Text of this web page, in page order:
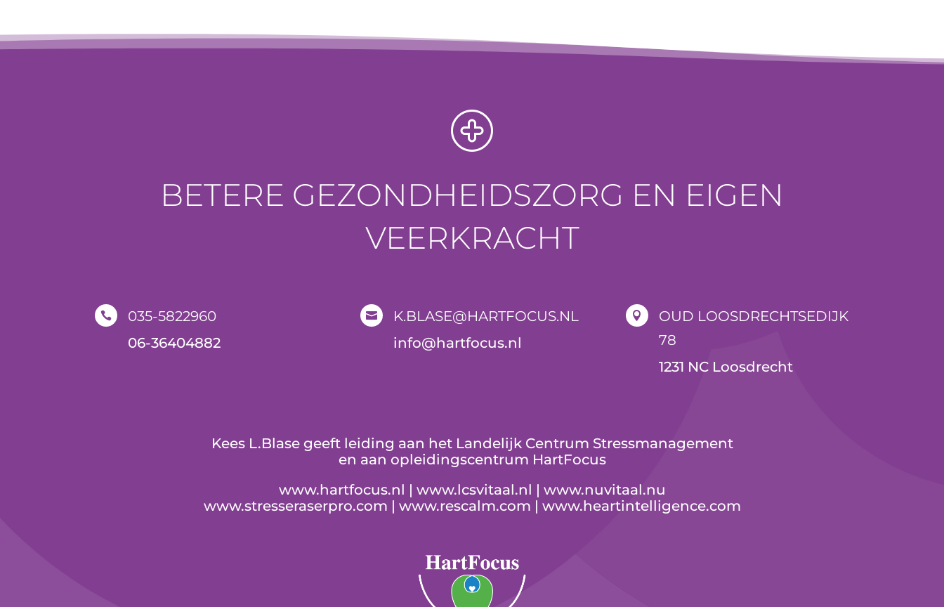
BETERE GEZONDHEIDSZORG EN EIGEN
VEERKRACHT

035-5822960
06-36404882

K.BLASE@HARTFOCUS.NL
info@hartfocus.nl

OUD LOOSDRECHTSEDIJK
78
1231 NC Loosdrecht
Kees L.Blase geeft leiding aan het Landelijk Centrum Stressmanagement
en aan opleidingscentrum HartFocus
www.hartfocus.nl | www.lcsvitaal.nl | www.nuvitaal.nu
www.stresseraserpro.com | www.rescalm.com | www.heartintelligence.com